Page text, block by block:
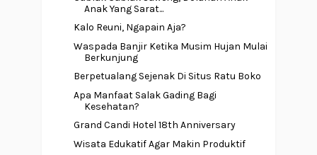
Anak Yang Sarat...
Kalo Reuni, Ngapain Aja?
Waspada Banjir Ketika Musim Hujan Mulai
Berkunjung
Berpetualang Sejenak Di Situs Ratu Boko
Apa Manfaat Salak Gading Bagi
Kesehatan?
Grand Candi Hotel 18th Anniversary
Wisata Edukatif Agar Makin Produktif